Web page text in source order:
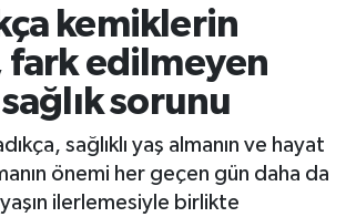
kemiklerin
fark edilmeyen
sorunu
sağlıklı yaş almanın ve hayat
önemi her geçen gün daha da
ilerlemesiyle birlikte